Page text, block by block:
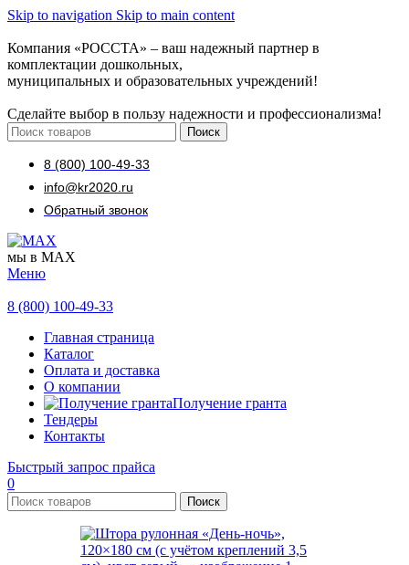
Skip to navigation Skip to main content
Компания «РОССТА» – ваш надежный партнер в
комплектации дошкольных,
муниципальных и образовательных учреждений!
Сделайте выбор в пользу надежности и профессионализма!
Поиск
8 (800) 100-49-33
info@kr2020.ru
Обратный звонок
мы в MAX
Меню
8 (800) 100-49-33
Главная страница
Каталог
Оплата и доставка
О компании
Получение гранта
Тендеры
Контакты
Быстрый запрос прайса
0
Поиск